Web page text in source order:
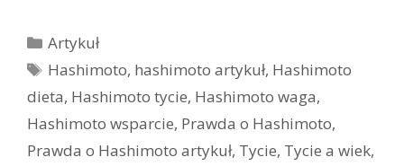
Kategorie
Artykuł
Tagi
Hashimoto, hashimoto artykuł, Hashimoto
dieta, Hashimoto tycie, Hashimoto waga,
Hashimoto wsparcie, Prawda o Hashimoto,
Prawda o Hashimoto artykuł, Tycie, Tycie a wiek,